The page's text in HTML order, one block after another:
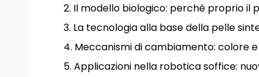
Il modello biologico: perché proprio il
La tecnologia alla base della pelle
Meccanismi di cambiamento: colore
Applicazioni nella robotica soffice: